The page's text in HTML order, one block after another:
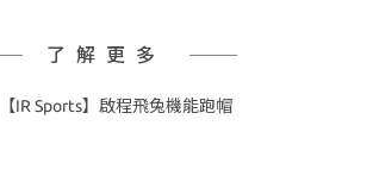
了解更多